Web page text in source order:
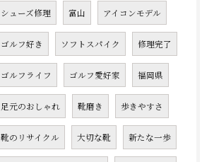
シューズ修理 富山 アイコンモデル
ゴルフ好き ソフトスパイク 修理完了
ゴルフライフ ゴルフ愛好家 福岡県
足元のおしゃれ 靴磨き 歩きやすさ
靴のリサイクル 大切な靴 新たな一歩